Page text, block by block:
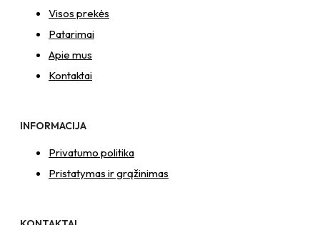
Visos prekės
Patarimai
Apie mus
Kontaktai
INFORMACIJA
Privatumo politika
Pristatymas ir grąžinimas